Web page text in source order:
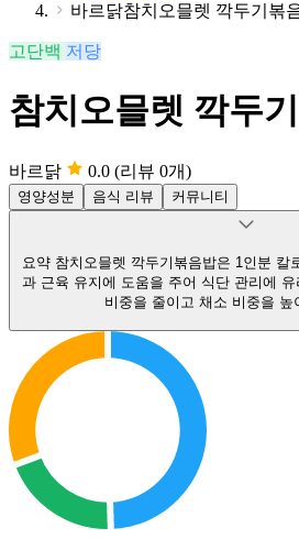
바르닭참치오믈렛 깍두기볶
고단백 저당
참치오믈렛 깍두
바르닭 0.0 (리뷰 0개)
영양성분 음식 리뷰 커뮤니티
요약 참치오믈렛 깍두기볶음밥은 1인분 칼
과 근육 유지에 도움을 주어 식단 관리에
비중을 줄이고 채소 비중을 높